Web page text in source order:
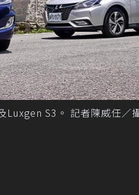
Luxgen S3。 記者陳威任／